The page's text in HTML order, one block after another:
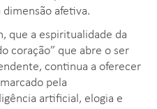
dimensão afetiva.
que a espiritualidade da
coração” que abre o ser
continua a oferecer
pela
artificial, elogia e